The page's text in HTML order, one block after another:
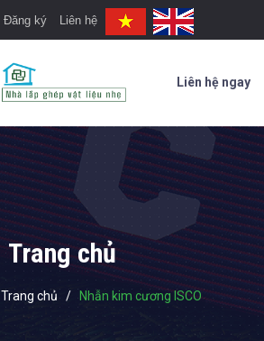
Đăng ký Liên hệ
Liên hệ ngay
Trang chủ
Trang chủ / Nhẫn kim cương ISCO